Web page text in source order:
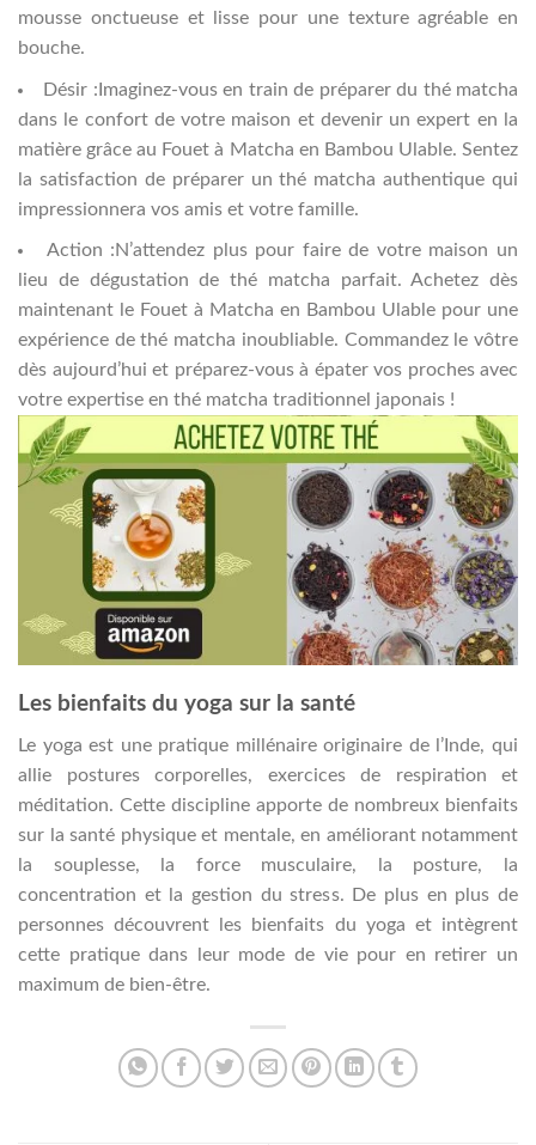
mousse onctueuse et lisse pour une texture agréable en
bouche.
Désir :Imaginez-vous en train de préparer du thé matcha
dans le confort de votre maison et devenir un expert en la
matière grâce au Fouet à Matcha en Bambou Ulable. Sentez
la satisfaction de préparer un thé matcha authentique qui
impressionnera vos amis et votre famille.
Action :N’attendez plus pour faire de votre maison un
lieu de dégustation de thé matcha parfait. Achetez dès
maintenant le Fouet à Matcha en Bambou Ulable pour une
expérience de thé matcha inoubliable. Commandez le vôtre
dès aujourd’hui et préparez-vous à épater vos proches avec
votre expertise en thé matcha traditionnel japonais !
Les bienfaits du yoga sur la santé
Le yoga est une pratique millénaire originaire de l’Inde, qui
allie postures corporelles, exercices de respiration et
méditation. Cette discipline apporte de nombreux bienfaits
sur la santé physique et mentale, en améliorant notamment
la souplesse, la force musculaire, la posture, la
concentration et la gestion du stress. De plus en plus de
personnes découvrent les bienfaits du yoga et intègrent
cette pratique dans leur mode de vie pour en retirer un
maximum de bien-être.